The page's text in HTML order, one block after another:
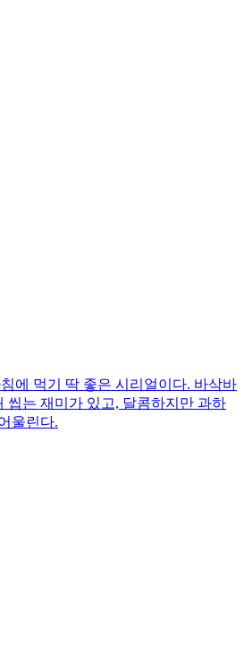
에 먹기 딱 좋은 시리얼이다. 바삭바
씹는 재미가 있고, 달콤하지만 과하
울린다.